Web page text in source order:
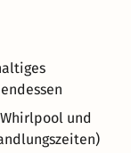
und